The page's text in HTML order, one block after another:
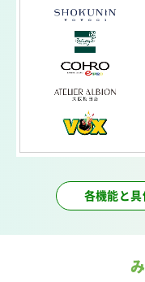
T＆Y合同会社様のサ
ヘアースタジオ シュ
しました。
サウナ&エンビロンサ
穴・シミケア・エンビ
2026.02
株式会社ワールドプ
各機能と